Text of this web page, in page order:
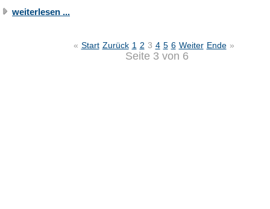
weiterlesen ...
« Start Zurück 1 2 3 4 5 6 Weiter Ende »
Seite 3 von 6